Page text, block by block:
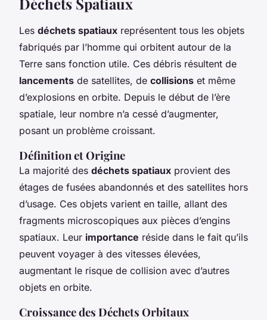
Les déchets spatiaux représentent tous les objets
fabriqués par l’homme qui orbitent autour de la
Terre sans fonction utile. Ces débris résultent de
lancements de satellites, de collisions et même
d’explosions en orbite. Depuis le début de l’ère
spatiale, leur nombre n’a cessé d’augmenter,
posant un problème croissant.
Définition et Origine
La majorité des déchets spatiaux provient des
étages de fusées abandonnés et des satellites hors
d’usage. Ces objets varient en taille, allant des
fragments microscopiques aux pièces d’engins
spatiaux. Leur importance réside dans le fait qu’ils
peuvent voyager à des vitesses élevées,
augmentant le risque de collision avec d’autres
objets en orbite.
Croissance des Déchets Orbitaux